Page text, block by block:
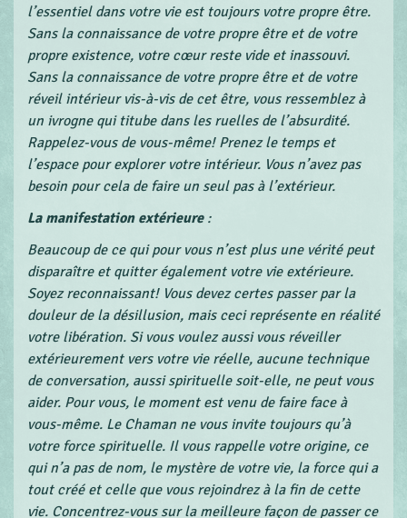
l’essentiel dans votre vie est toujours votre propre être.
Sans la connaissance de votre propre être et de votre
propre existence, votre cœur reste vide et inassouvi.
Sans la connaissance de votre propre être et de votre
réveil intérieur vis-à-vis de cet être, vous ressemblez à
un ivrogne qui titube dans les ruelles de l’absurdité.
Rappelez-vous de vous-même! Prenez le temps et
l’espace pour explorer votre intérieur. Vous n’avez pas
besoin pour cela de faire un seul pas à l’extérieur.
La manifestation extérieure:
Beaucoup de ce qui pour vous n’est plus une vérité peut
disparaître et quitter également votre vie extérieure.
Soyez reconnaissant! Vous devez certes passer par la
douleur de la désillusion, mais ceci représente en réalité
votre libération. Si vous voulez aussi vous réveiller
extérieurement vers votre vie réelle, aucune technique
de conversation, aussi spirituelle soit-elle, ne peut vous
aider. Pour vous, le moment est venu de faire face à
vous-même. Le Chaman ne vous invite toujours qu’à
votre force spirituelle. Il vous rappelle votre origine, ce
qui n’a pas de nom, le mystère de votre vie, la force qui a
tout créé et celle que vous rejoindrez à la fin de cette
vie. Concentrez-vous sur la meilleure façon de passer ce